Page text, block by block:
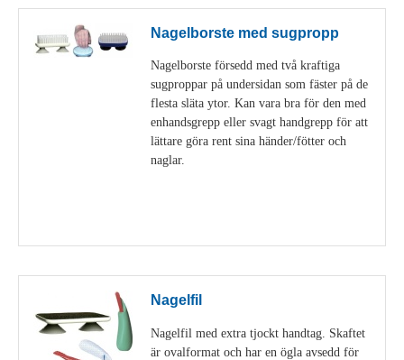
Nagelborste med sugpropp
Nagelborste försedd med två kraftiga
sugproppar på undersidan som fäster på de
flesta släta ytor. Kan vara bra för den med
enhandsgrepp eller svagt handgrepp för att
lättare göra rent sina händer/fötter och
naglar.
Nagelfil
Nagelfil med extra tjockt handtag. Skaftet
är ovalformat och har en ögla avsedd för